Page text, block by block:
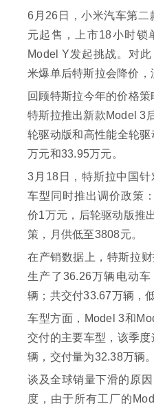
6月26日，小米汽车第
元起售，上市18小时锁
Model Y发起挑战。对
米爆单后特斯拉会降价，
回顾特斯拉今年的价格策
特斯拉推出新款Model 3
轮驱动版和高性能全轮
万元和33.95万元。
3月18日，特斯拉中国
车型同时推出调价政策
价1万元，后轮驱动版推
策，月供低至3808元。
在产销数据上，特斯拉
生产了36.26万辆电动
辆；共交付33.67万辆，
车型方面，Model 3和
交付的主要车型，该季
辆，交付量为32.38万辆。
谈及全球销量下滑的原
度，由于所有工厂的